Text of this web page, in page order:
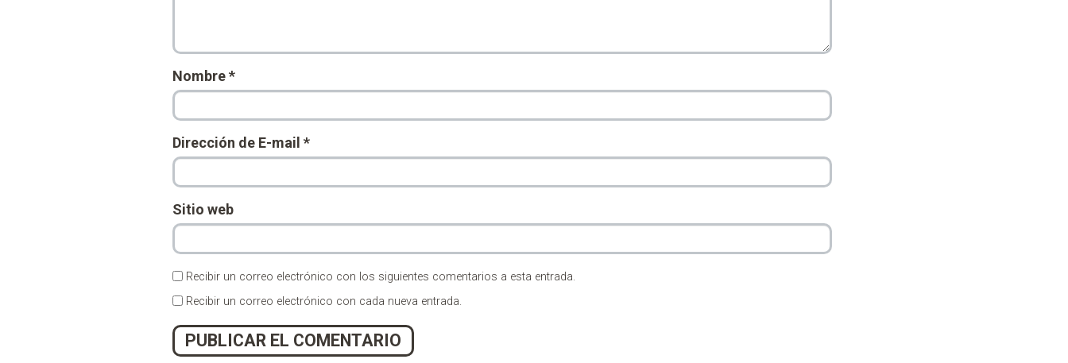
Nombre*
Dirección de E-mail *
Sitio web
Recibir un correo electrónico con los siguientes comentarios a esta entrada.
Recibir un correo electrónico con cada nueva entrada.